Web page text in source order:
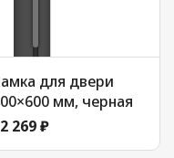
для двери
мм, черная
269 ₽